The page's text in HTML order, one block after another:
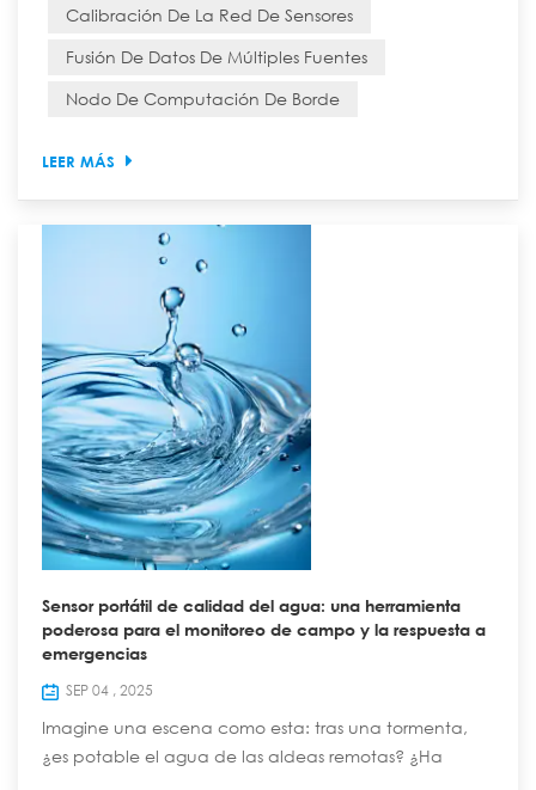
por innumerables "narices electrónicas": sensores de
una densidad e inteligencia sin precedentes. Hoy
profundizaremos en las estrategias de impleme...
Calibración De La Red De Sensores
Fusión De Datos De Múltiples Fuentes
Nodo De Computación De Borde
LEER MÁS
Sensor portátil de calidad del agua: una herramienta
poderosa para el monitoreo de campo y la respuesta a
emergencias
SEP 04 , 2025
Imagine una escena como esta: tras una tormenta,
¿es potable el agua de las aldeas remotas? ¿Ha